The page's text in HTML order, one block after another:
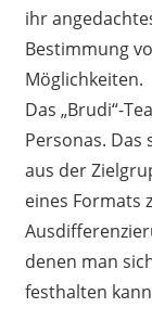
ihr
Bestimmung
Möglichkeiten.
Das „Brudi“-
Personas. Das
aus der
eines Formats
denen man
festhalten